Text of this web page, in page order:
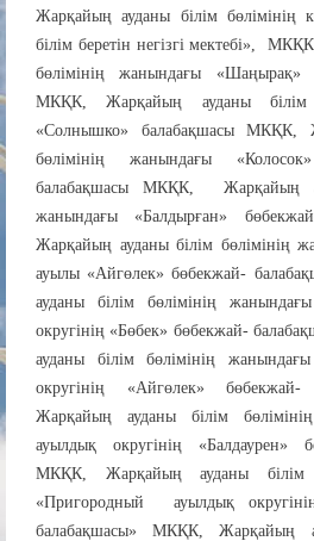
Жарқайың ауданы білім
білім беретін негізгі мектебі»,
бөлімінің жанындағы «Шаңырақ»
МКҚК, Жарқайың ауданы білім
«Солнышко» балабақшасы МКҚК,
бөлімінің жанындағы
балабақшасы МКҚК, Жарқайың
жанындағы «Балдырған»
Жарқайың ауданы білім бөлімінің
ауылы «Айгөлек» бөбекжай-
ауданы білім бөлімінің
округінің «Бөбек» бөбекжай-
ауданы білім бөлімінің
округінің «Айгөлек»
Жарқайың ауданы білім
ауылдық округінің «Балдаурен»
МКҚК, Жарқайың ауданы білім
«Пригородный ауылдық
балабақшасы» МКҚК, Жарқайың